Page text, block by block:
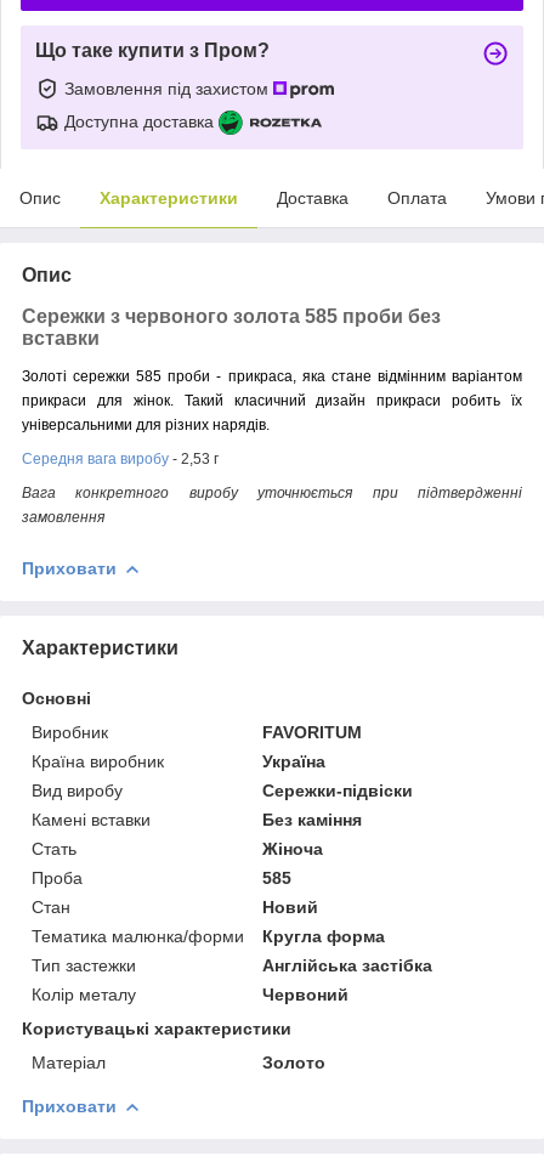
Що таке купити з Пром?
Замовлення під захистом
Доступна доставка
Опис Характеристики Доставка Оплата Умови
Опис
Сережки з червоного золота 585 проби без
вставки
Золоті сережки 585 проби - прикраса, яка стане відмінним варіантом
прикраси для жінок. Такий класичний дизайн прикраси робить їх
універсальними для різних нарядів.
Середня вага виробу - 2,53 г
Вага конкретного виробу уточнюється при підтвердженні
замовлення
Приховати
Характеристики
Основні
Виробник
FAVORITUM
Країна виробник
Україна
Вид виробу
Сережки-підвіски
Камені вставки
Без каміння
Стать
Жіноча
Проба
585
Стан
Новий
Тематика малюнка/форми
Кругла форма
Тип застежки
Англійська застібка
Колір металу
Червоний
Користувацькі характеристики
Матеріал
Золото
Приховати